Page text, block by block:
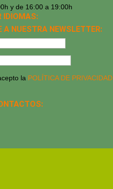
y de 16:00 a 19:00h
IDIOMAS:
A NUESTRA NEWSLETTER:
la POLÍTICA DE PRIVACIDAD